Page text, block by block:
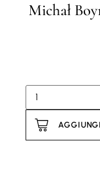
Michał